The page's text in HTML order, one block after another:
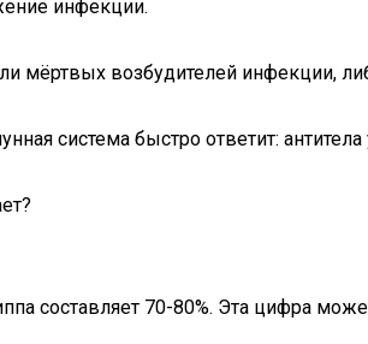
инфекции.
мёртвых возбудителей инфекции,
система быстро ответит:
составляет 70-80%. Эта цифра